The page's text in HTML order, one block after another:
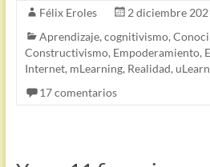
Félix Eroles
2 diciembre
Aprendizaje, cognitivismo,
Constructivismo, Empoderamiento,
Internet, mLearning, Realidad,
17 comentarios